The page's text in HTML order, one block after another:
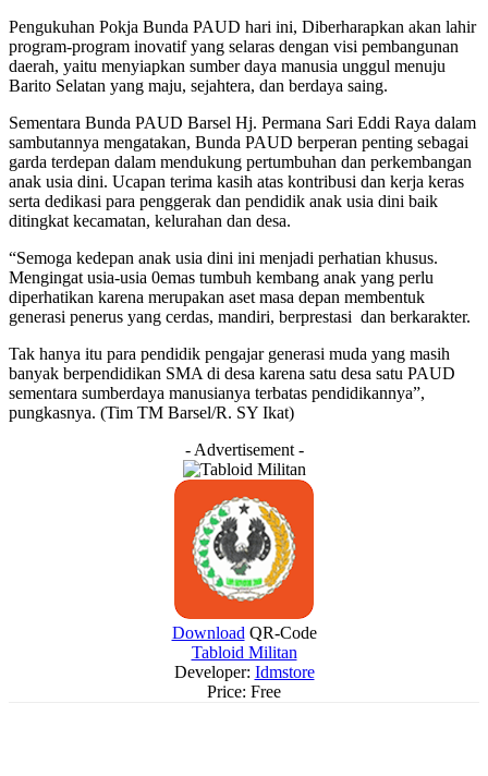
Pengukuhan Pokja Bunda PAUD hari ini, Diberharapkan akan lahir
program-program inovatif yang selaras dengan visi pembangunan
daerah, yaitu menyiapkan sumber daya manusia unggul menuju
Barito Selatan yang maju, sejahtera, dan berdaya saing.
Sementara Bunda PAUD Barsel Hj. Permana Sari Eddi Raya dalam
sambutannya mengatakan, Bunda PAUD berperan penting sebagai
garda terdepan dalam mendukung pertumbuhan dan perkembangan
anak usia dini. Ucapan terima kasih atas kontribusi dan kerja keras
serta dedikasi para penggerak dan pendidik anak usia dini baik
ditingkat kecamatan, kelurahan dan desa.
“Semoga kedepan anak usia dini ini menjadi perhatian khusus.
Mengingat usia-usia 0emas tumbuh kembang anak yang perlu
diperhatikan karena merupakan aset masa depan membentuk
generasi penerus yang cerdas, mandiri, berprestasi dan berkarakter.
Tak hanya itu para pendidik pengajar generasi muda yang masih
banyak berpendidikan SMA di desa karena satu desa satu PAUD
sementara sumberdaya manusianya terbatas pendidikannya”,
pungkasnya. (Tim TM Barsel/R. SY Ikat)
- Advertisement -
Download QR-Code
Tabloid Militan
Developer: Idmstore
Price: Free